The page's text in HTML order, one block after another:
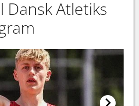
Dansk Atletiks